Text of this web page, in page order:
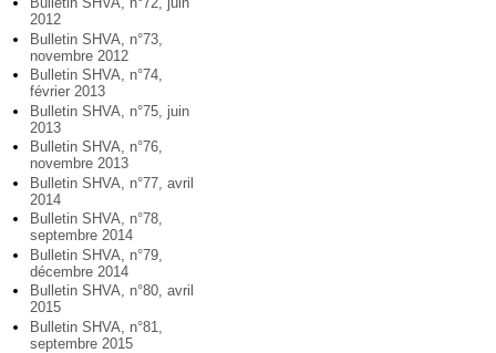
2012
Bulletin SHVA, n°73,
novembre 2012
Bulletin SHVA, n°74,
février 2013
Bulletin SHVA, n°75, juin
2013
Bulletin SHVA, n°76,
novembre 2013
Bulletin SHVA, n°77, avril
2014
Bulletin SHVA, n°78,
septembre 2014
Bulletin SHVA, n°79,
décembre 2014
Bulletin SHVA, n°80, avril
2015
Bulletin SHVA, n°81,
septembre 2015